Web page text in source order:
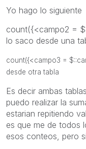
Yo hago lo siguiente
count({<campo2 =
lo saco desde una
count({<campo3 =
desde otra tabla
Es decir ambas
puedo realizar la
estarian repitiendo
es que me de todos
esos conteos, pero